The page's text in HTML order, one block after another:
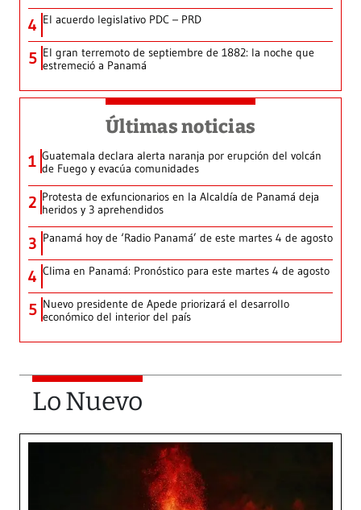
4 El acuerdo legislativo PDC – PRD
5 El gran terremoto de septiembre de 1882: la noche que
estremeció a Panamá
Últimas noticias
1 Guatemala declara alerta naranja por erupción del volcán
de Fuego y evacúa comunidades
2 Protesta de exfuncionarios en la Alcaldía de Panamá deja
heridos y 3 aprehendidos
3 Panamá hoy de ‘Radio Panamá’ de este martes 4 de agosto
4 Clima en Panamá: Pronóstico para este martes 4 de agosto
5 Nuevo presidente de Apede priorizará el desarrollo
económico del interior del país
Lo Nuevo